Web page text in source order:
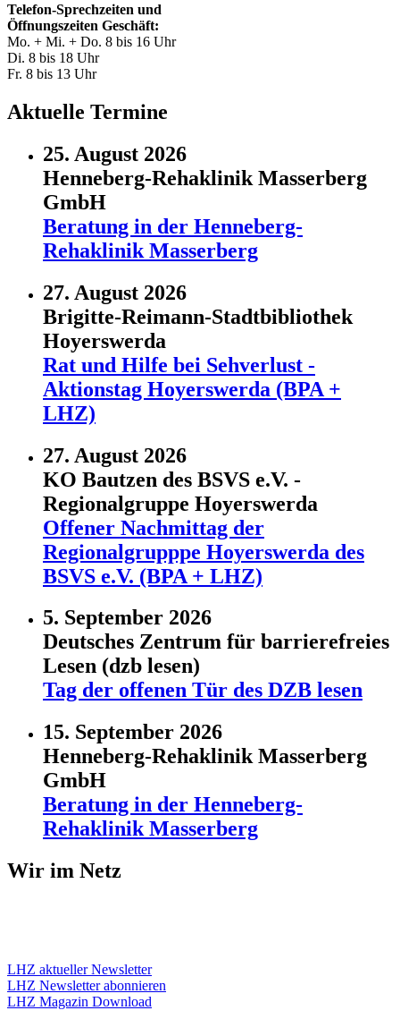
Telefon-Sprechzeiten und
Öffnungszeiten Geschäft:
Mo. + Mi. + Do. 8 bis 16 Uhr
Di. 8 bis 18 Uhr
Fr. 8 bis 13 Uhr
Aktuelle Termine
25. August 2026
Henneberg-Rehaklinik Masserberg
GmbH
Beratung in der Henneberg-
Rehaklinik Masserberg
27. August 2026
Brigitte-Reimann-Stadtbibliothek
Hoyerswerda
Rat und Hilfe bei Sehverlust -
Aktionstag Hoyerswerda (BPA +
LHZ)
27. August 2026
KO Bautzen des BSVS e.V. -
Regionalgruppe Hoyerswerda
Offener Nachmittag der
Regionalgrupppe Hoyerswerda des
BSVS e.V. (BPA + LHZ)
5. September 2026
Deutsches Zentrum für barrierefreies
Lesen (dzb lesen)
Tag der offenen Tür des DZB lesen
15. September 2026
Henneberg-Rehaklinik Masserberg
GmbH
Beratung in der Henneberg-
Rehaklinik Masserberg
Wir im Netz
LHZ aktueller Newsletter
LHZ Newsletter abonnieren
LHZ Magazin Download